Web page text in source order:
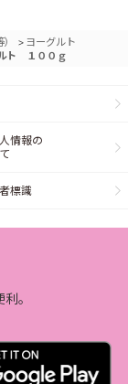
> ヨーグルト
ト １００ｇ
情報の
標識
。